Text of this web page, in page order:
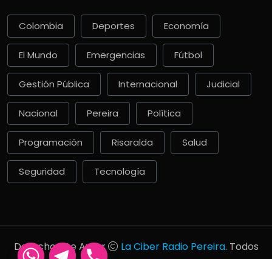
Colombia Deportes Economía
El Mundo Emergencias Fútbol
Gestión Pública Internacional Judicial
Nacional Pereira Política
Programación Risaralda Salud
Seguridad Tecnología
Derechos De Autor La Ciber Radio Pereira. Todos